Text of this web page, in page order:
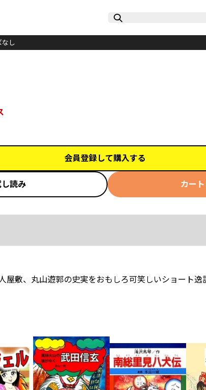
なし
会員登録して購入する
読み カー
敷、丸山遊郭の史実をおもしろ可笑しいショート逸